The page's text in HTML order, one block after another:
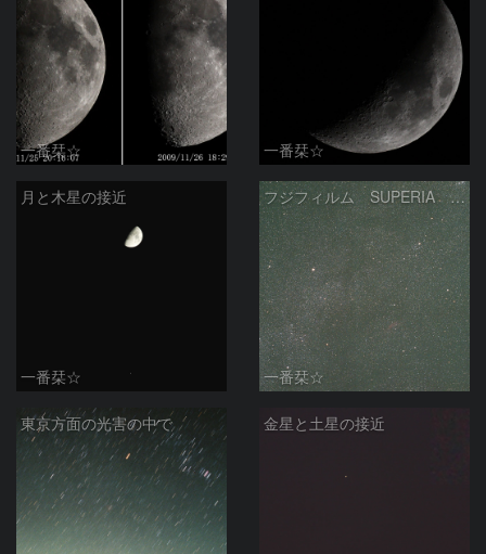
一番栞☆ 一番栞☆
月と木星の接近
一番栞☆
フジフィルム SUPERIA Venus800の色
一番栞☆
東京方面の光害の中で 金星と土星の接近